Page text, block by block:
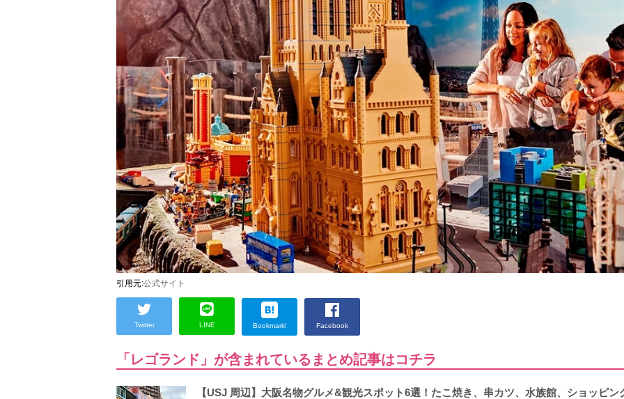
引用元:公式サイト
Twitter LINE Bookmark! Facebook
「レゴランド」が含まれているまとめ記事はコチラ
【USJ 周辺】大阪名物グルメ&観光スポット6選！たこ焼き、串カツ、水族館、ショッピン